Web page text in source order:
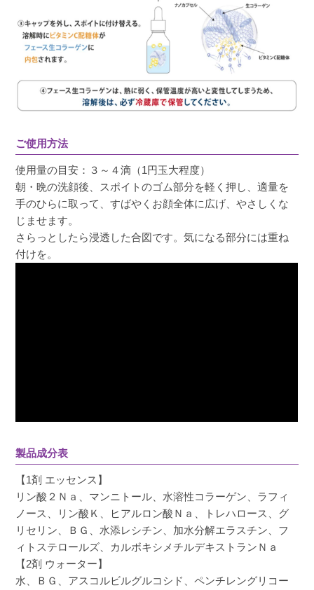
ご使用方法
使用量の目安：３～４滴（1円玉大程度）
朝・晩の洗顔後、スポイトのゴム部分を軽く押し、適量を
手のひらに取って、すばやくお顔全体に広げ、やさしくな
じませます。
さらっとしたら浸透した合図です。気になる部分には重ね
付けを。
製品成分表
【1剤 エッセンス】
リン酸２Ｎａ、マンニトール、水溶性コラーゲン、ラフィ
ノース、リン酸Ｋ、ヒアルロン酸Ｎａ、トレハロース、グ
リセリン、ＢＧ、水添レシチン、加水分解エラスチン、フ
ィトステロールズ、カルボキシメチルデキストランＮａ
【2剤 ウォーター】
水、ＢＧ、アスコルビルグルコシド、ペンチレングリコー